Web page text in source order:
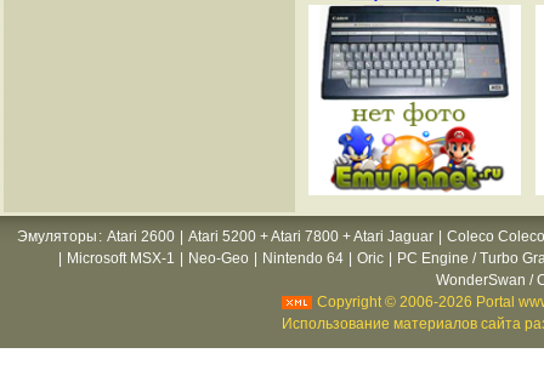
Эмуляторы : Atari 2600 Atari 5200 + Atari 7800 + Atari Jaguar
Coleco
Microsoft MSX-1 Neo-Geo Nintendo 64 Oric
PC Engine / Turbo
WonderSwan /
Copyright © 2006-2026 Portal
Использование материалов сайта